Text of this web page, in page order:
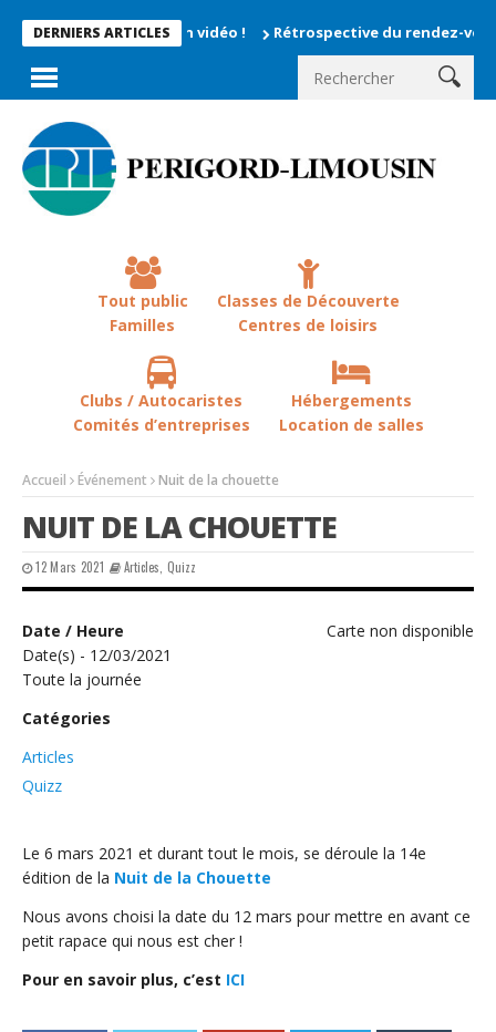
DERNIERS ARTICLES
enregistrés en vidéo ! Rétrospective du rendez-vous la
Tout public
Familles
Classes de Découverte
Centres de loisirs
Clubs / Autocaristes
Comités d’entreprises
Hébergements
Location de salles
Accueil Événement Nuit de la chouette
NUIT DE LA CHOUETTE
12 Mars 2021 Articles, Quizz
Carte non disponible
Date / Heure
Date(s) - 12/03/2021
Toute la journée
Catégories
Articles
Quizz
Le 6 mars 2021 et durant tout le mois, se déroule la 14e
édition de la Nuit de la Chouette
Nous avons choisi la date du 12 mars pour mettre en avant ce
petit rapace qui nous est cher !
Pour en savoir plus, c’est ICI